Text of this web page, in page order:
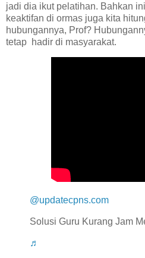
jadi dia ikut pelatihan. Bahkan
keaktifan di ormas juga kita
hubungannya, Prof?
tetap hadir di masyarakat.
@updatecpns.com
Solusi Guru Kurang Jam
♬